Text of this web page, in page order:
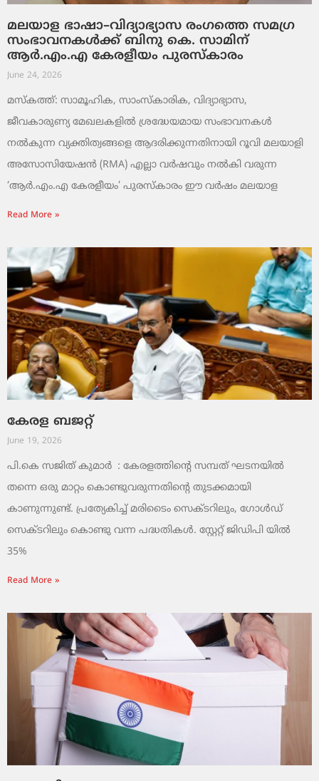
മലയാള ഭാഷാ–വിദ്യാഭ്യാസ രംഗത്തെ സമഗ്ര
സംഭാവനകൾക്ക് ബിനു കെ. സാമിന്
ആർ.എം.എ കേരളീയം പുരസ്‌കാരം
June 24, 2026
മസ്കത്ത്: സാമൂഹിക, സാംസ്‌കാരിക, വിദ്യാഭ്യാസ,
ജീവകാരുണ്യ മേഖലകളിൽ ശ്രദ്ധേയമായ സംഭാവനകൾ
നൽകുന്ന വ്യക്തിത്വങ്ങളെ ആദരിക്കുന്നതിനായി റൂവി മലയാളി
അസോസിയേഷൻ (RMA) എല്ലാ വർഷവും നൽകി വരുന്ന
‘ആർ.എം.എ കേരളീയം’ പുരസ്‌കാരം ഈ വർഷം മലയാള
Read More »
കേരള ബജറ്റ്
June 19, 2026
പി.കെ സജിത് കുമാര്‍ : കേരളത്തിന്റെ സമ്പത് ഘടനയിൽ
തന്നെ ഒരു മാറ്റം കൊണ്ടുവരുന്നതിന്റെ തുടക്കമായി
കാണുന്നുണ്ട്. പ്രത്യേകിച്ച് മരിടൈം സെക്ടറിലും, ഗോൾഡ്
സെക്ടറിലും കൊണ്ടു വന്ന പദ്ധതികൾ. സ്റ്റേറ്റ് ജിഡിപി യിൽ
35%
Read More »